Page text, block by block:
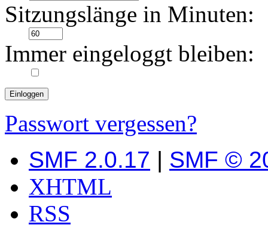
Sitzungslänge in Minuten:
Immer eingeloggt bleiben:
Passwort vergessen?
SMF 2.0.17 | SMF ©
XHTML
RSS